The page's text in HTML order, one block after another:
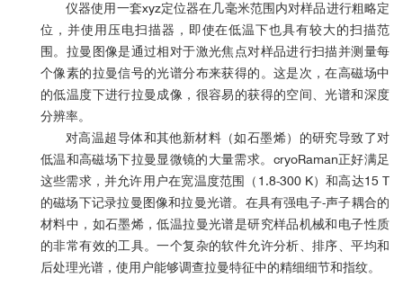
仪器使用一套xyz定位器在几毫米范围内对样品进行粗略定
位，并使用压电扫描器，即使在低温下也具有较大的扫描范
围。拉曼图像是通过相对于激光焦点对样品进行扫描并测量每
个像素的拉曼信号的光谱分布来获得的。这是次，在高磁场中
的低温度下进行拉曼成像，很容易的获得的空间、光谱和深度
分辨率。
对高温超导体和其他新材料（如石墨烯）的研究导致了对
低温和高磁场下拉曼显微镜的大量需求。cryoRaman正好满足
这些需求，并允许用户在宽温度范围（1.8-300 K）和高达15 T
的磁场下记录拉曼图像和拉曼光谱。在具有强电子-声子耦合的
材料中，如石墨烯，低温拉曼光谱是研究样品机械和电子性质
的非常有效的工具。一个复杂的软件允许分析、排序、平均和
后处理光谱，使用户能够调查拉曼特征中的精细细节和指纹。